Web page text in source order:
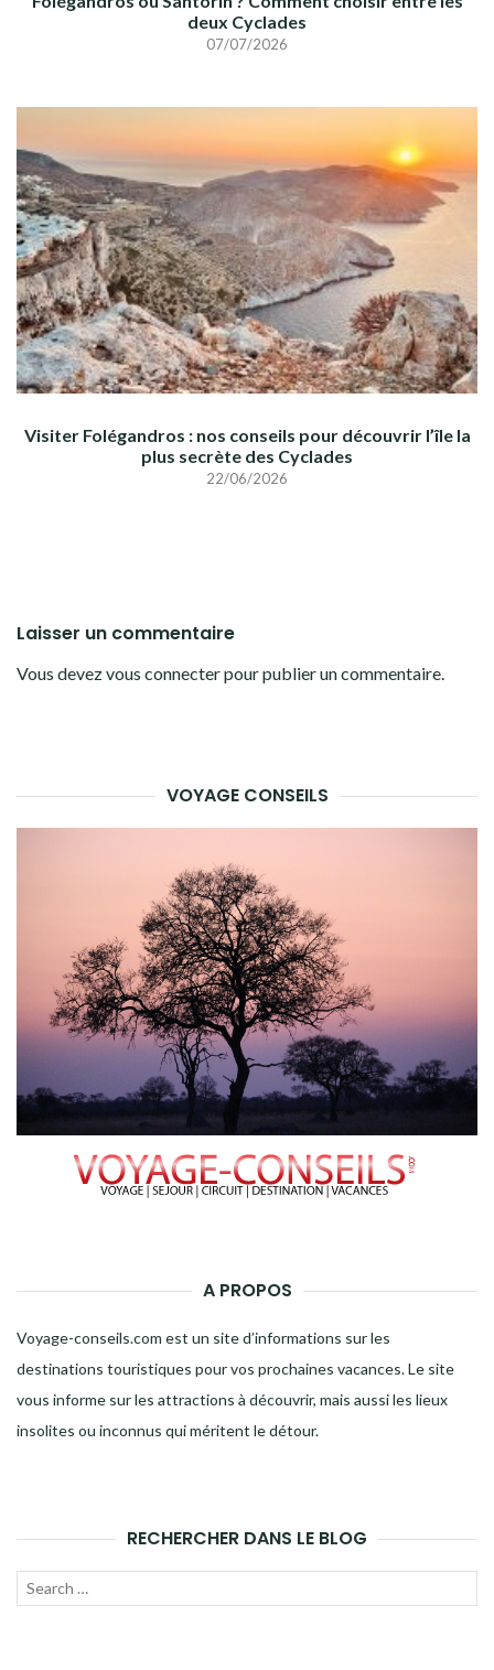
deux Cyclades
07/07/2026
Visiter Folégandros : nos conseils pour découvrir l’île la
plus secrète des Cyclades
22/06/2026
Laisser un commentaire
Vous devezvous connecterpour publier un commentaire.
VOYAGE CONSEILS
A PROPOS
Voyage-conseils.com est un site d’informations sur les
destinations touristiques pour vos prochaines vacances. Le site
vous informe sur les attractions à découvrir, mais aussi les lieux
insolites ou inconnus qui méritent le détour.
RECHERCHER DANS LE BLOG
Recherche